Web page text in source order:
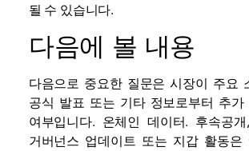
될 수 있습니다.
다음에 볼 내용
다음으로 중요한 질문은 시장이 주요
공식 발표 또는 기타 정보로부터 추가
여부입니다. 온체인 데이터. 후속공개,
거버넌스 업데이트 또는 지갑활동은